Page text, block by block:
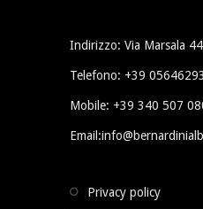
Indirizzo: Via Marsala
Telefono: +39
Mobile: +39 340 507
privacy policy